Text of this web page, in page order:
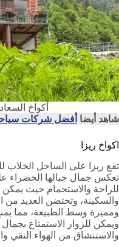
أكواخ
شاهد أيضا أفضل شركات
اكواخ ريزا
تقع ريزا على الساحل الخلاب
تعكس جمال جبالها الخضراء
للراحة والاستجمام حيث يمكن
والسكينة، وتحتضن العديد من
ومميزة وسط الطبيعة، مما
ويمكن للزوار الاستمتاع
والاستنشاق من الهواء النقي